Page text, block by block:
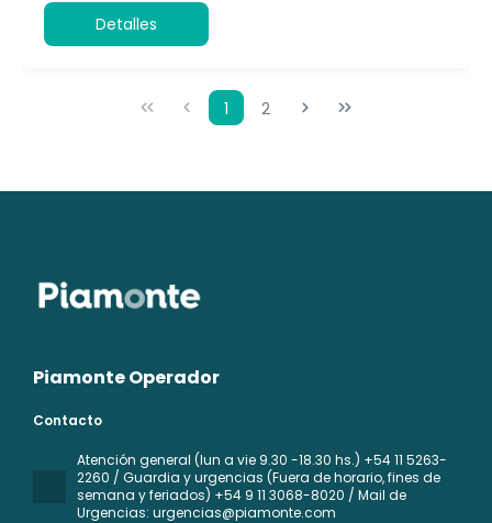
Detalles
1 2
Piamonte Operador
Contacto
Atención general (lun a vie 9.30 -18.30 hs.) +54 11 5263-
2260 / Guardia y urgencias (Fuera de horario, fines de
semana y feriados) +54 9 11 3068-8020 / Mail de
Urgencias: urgencias@piamonte.com